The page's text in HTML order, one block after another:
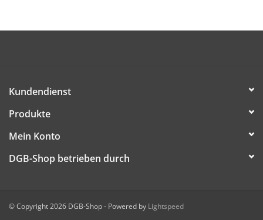
Kundendienst
Produkte
Mein Konto
DGB-Shop betrieben durch
© Copyright 2026 DGB-Shop - Powered by Lightspeed